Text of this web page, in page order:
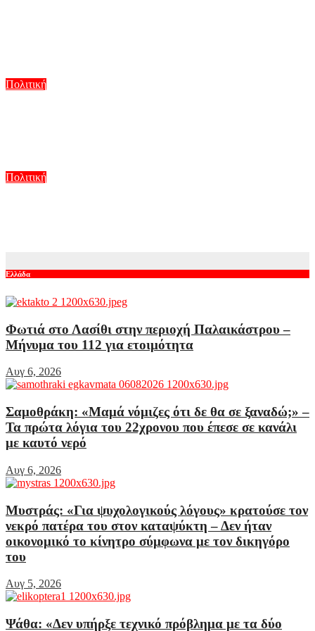
Πολιτική
Πολιτική
Ελλάδα
Φωτιά στο Λασίθι στην περιοχή Παλαικάστρου –
Μήνυμα του 112 για ετοιμότητα
Αυγ 6, 2026
Σαμοθράκη: «Μαμά νόμιζες ότι δε θα σε ξαναδώ;» –
Τα πρώτα λόγια του 22χρονου που έπεσε σε κανάλι
με καυτό νερό
Αυγ 6, 2026
Μυστράς: «Για ψυχολογικούς λόγους» κρατούσε τον
νεκρό πατέρα του στον καταψύκτη – Δεν ήταν
οικονομικό το κίνητρο σύμφωνα με τον δικηγόρο
του
Αυγ 5, 2026
Ψάθα: «Δεν υπήρξε τεχνικό πρόβλημα με τα δύο